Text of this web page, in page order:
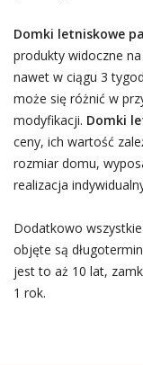
Domki letniskowe
produkty widoczne
nawet w ciągu 3
może się różnić w
modyfikacji. Domki
ceny, ich wartość
rozmiar domu,
realizacja
Dodatkowo
objęte są
jest to aż 10 lat,
1 rok.